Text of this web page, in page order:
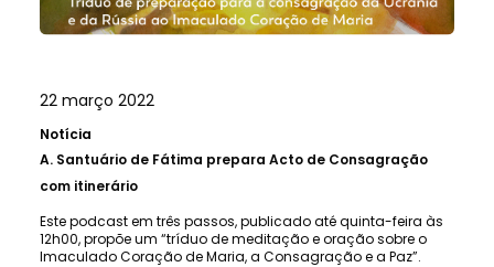
22 março 2022
Notícia
A. Santuário de Fátima prepara Acto de Consagração
com itinerário
Este podcast em três passos, publicado até quinta-feira às
12h00, propõe um “tríduo de meditação e oração sobre o
Imaculado Coração de Maria, a Consagração e a Paz”.